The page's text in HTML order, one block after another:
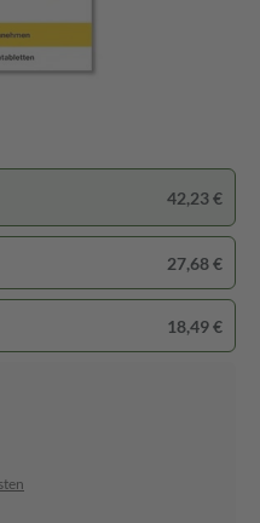
42,23 €
27,68 €
18,49 €